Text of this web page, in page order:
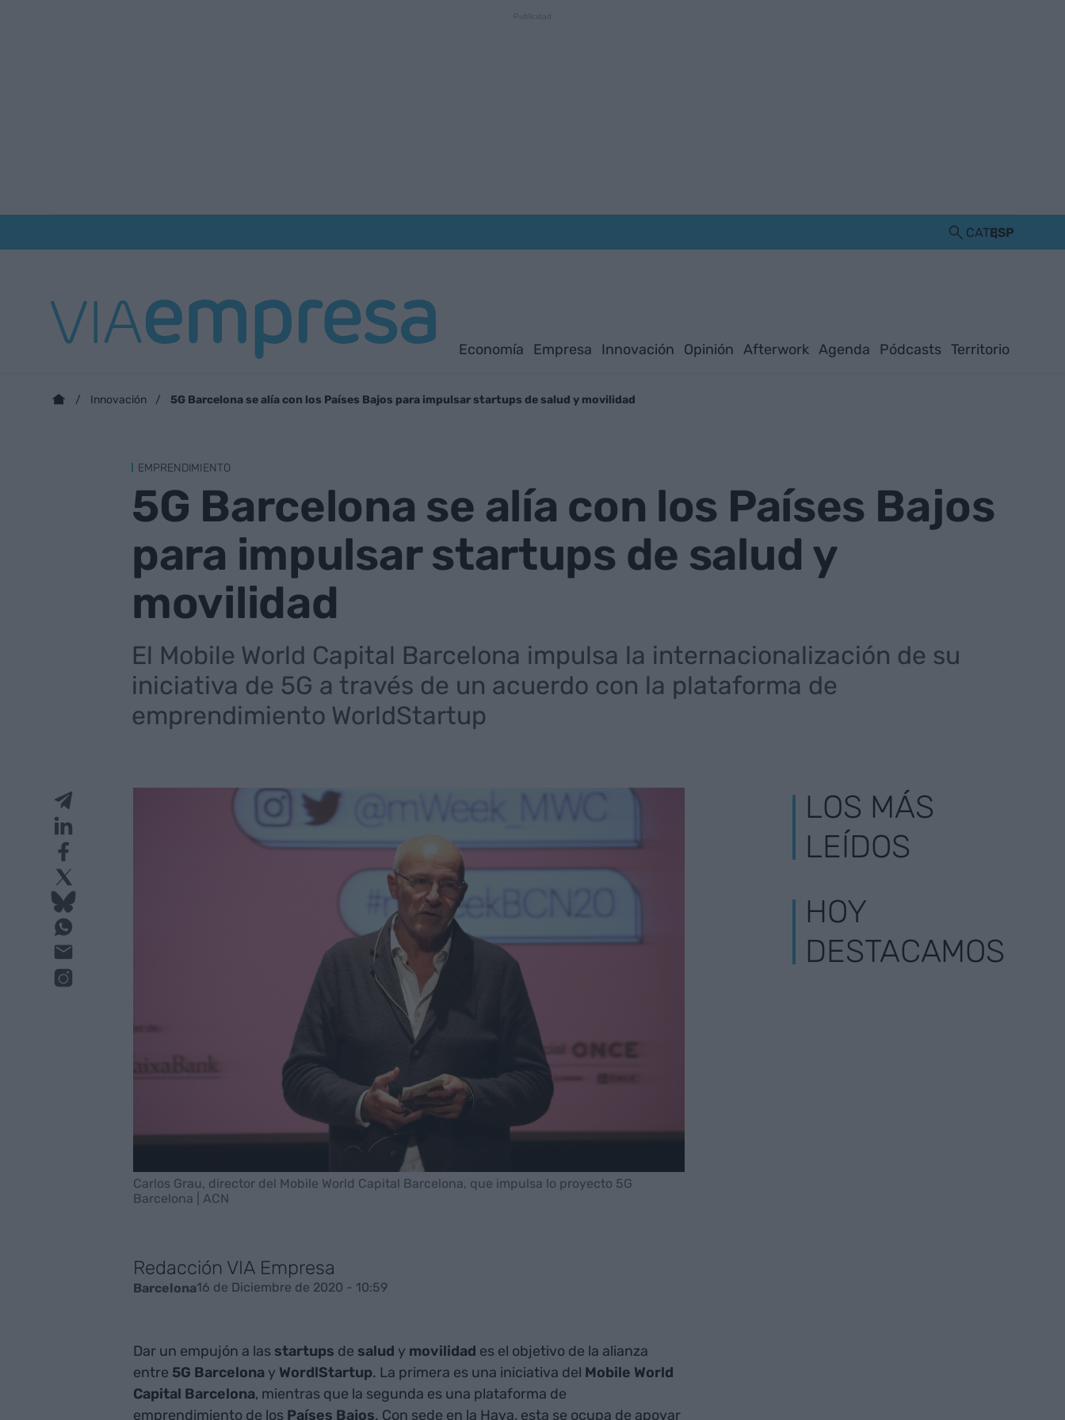
CATESP
Economía Empresa Innovación Opinión Afterwork Agenda Pódcasts Territorio
Innovación 5G Barcelona se alía con los Países Bajos para impulsar startups de salud y movilidad
EMPRENDIMIENTO
5G Barcelona se alía con los Países Bajos
para impulsar startups de salud y
movilidad
El Mobile World Capital Barcelona impulsa la internacionalización de su
iniciativa de 5G a través de un acuerdo con la plataforma de
emprendimiento WorldStartup
Carlos Grau, director del Mobile World Capital Barcelona, que impulsa lo proyecto 5G
Barcelona | ACN
Redacción VIA Empresa
Barcelona16 de Diciembre de 2020 - 10:59
Dar un empujón a las startups de salud y movilidad es el objetivo de la alianza
entre 5G Barcelonay WordlStartup. La primera es una iniciativa del Mobile World
Capital Barcelona, mientras que la segunda es una plataforma de
emprendimiento de los Países Bajos. Con sede en la Haya, esta se ocupa de apoyar
LOS MÁS
LEÍDOS
HOY
DESTACAMOS